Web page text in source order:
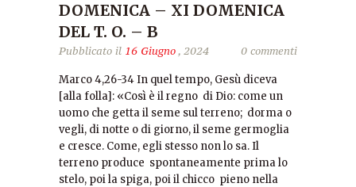
DOMENICA – XI DOMENICA
DEL T. O. – B
Pubblicato il 16 Giugno, 2024 0 commenti
Marco 4,26-34 In quel tempo, Gesù diceva
[alla folla]: «Così è il regno di Dio: come un
uomo che getta il seme sul terreno; dorma o
vegli, di notte o di giorno, il seme germoglia
e cresce. Come, egli stesso non lo sa. Il
terreno produce spontaneamente prima lo
stelo, poi la spiga, poi il chicco pieno nella